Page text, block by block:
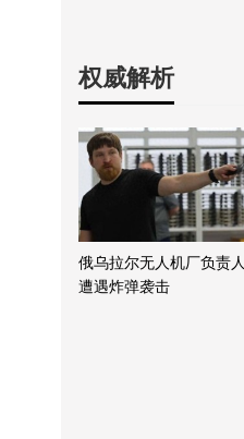
权威解析
俄乌拉尔无人机厂负责人
遭遇炸弹袭击